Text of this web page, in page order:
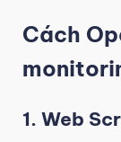
Cách
1. Web